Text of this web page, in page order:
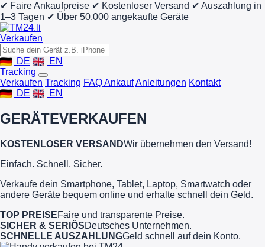
✔ Faire Ankaufpreise ✔ Kostenloser Versand ✔ Auszahlung in
1–3 Tagen ✔ Über 50.000 angekaufte Geräte
Verkaufen
DE
EN
Tracking
Verkaufen Tracking FAQ AnkaufAnleitungen Kontakt
DE
EN
GERÄTEVERKAUFEN
KOSTENLOSER VERSANDWir übernehmen den Versand!
Einfach. Schnell. Sicher.
Verkaufe dein Smartphone, Tablet, Laptop, Smartwatch oder
andere Geräte bequem online und erhalte schnell dein Geld.
TOP PREISEFaire und transparente Preise.
SICHER & SERIÖSDeutsches Unternehmen.
SCHNELLE AUSZAHLUNGGeld schnell auf dein Konto.